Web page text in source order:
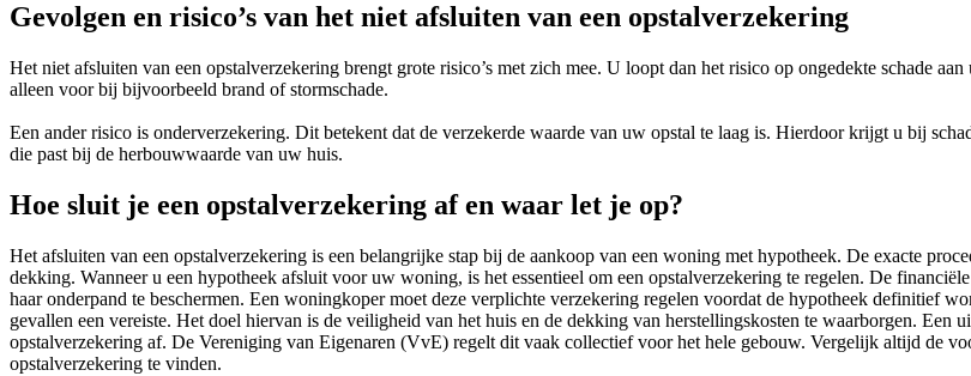
Gevolgen en risico’s van het niet afsluiten van een opstalverzekering
Het niet afsluiten van een opstalverzekering brengt grote risico’s met zich mee. U loopt dan het risico op ongedekte schade
alleen voor bij bijvoorbeeld brand of stormschade.
Een ander risico is onderverzekering. Dit betekent dat de verzekerde waarde van uw opstal te laag is. Hierdoor krijgt u bij
die past bij de herbouwwaarde van uw huis.
Hoe sluit je een opstalverzekering af en waar let je op?
Het afsluiten van een opstalverzekering is een belangrijke stap bij de aankoop van een woning met hypotheek. De exacte
dekking. Wanneer u een hypotheek afsluit voor uw woning, is het essentieel om een opstalverzekering te regelen. De
haar onderpand te beschermen. Een woningkoper moet deze verplichte verzekering regelen voordat de hypotheek definitief
gevallen een vereiste. Het doel hiervan is de veiligheid van het huis en de dekking van herstellingskosten te waarborgen. Een
opstalverzekering af. De Vereniging van Eigenaren (VvE) regelt dit vaak collectief voor het hele gebouw. Vergelijk altijd de
opstalverzekering te vinden.